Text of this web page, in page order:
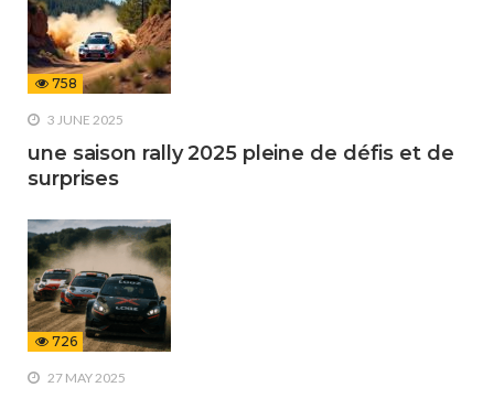
758
3 JUNE 2025
une saison rally 2025 pleine de défis et de
surprises
726
27 MAY 2025